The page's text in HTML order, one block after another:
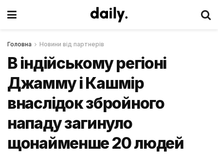
Головна Новини від партнерів
В індійському регіоні
Джамму і Кашмір
внаслідок збройного
нападу загинуло
щонайменше 20 людей